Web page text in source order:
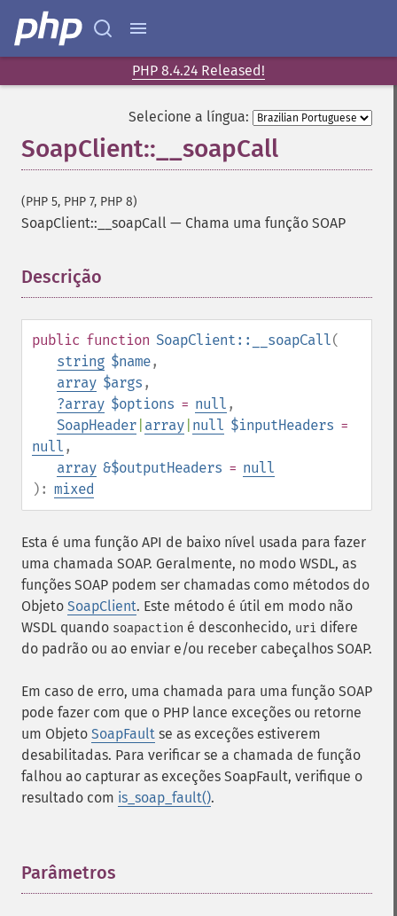
PHP 8.4.24 Released!
Selecione a língua:
SoapClient::__soapCall
(PHP 5, PHP 7, PHP 8)
SoapClient::__soapCall — Chama uma função SOAP
Descrição
public function SoapClient::__soapCall(
string $name,
array $args ,
?array $options = null ,
SoapHeader array null $inputHeaders =
null ,
array &$outputHeaders = null
): mixed
Esta é uma função API de baixo nível usada para fazer
uma chamada SOAP. Geralmente, no modo WSDL, as
funções SOAP podem ser chamadas como métodos do
Objeto SoapClient. Este método é útil em modo não
WSDL quando soapaction é desconhecido, uri difere
do padrão ou ao enviar e/ou receber cabeçalhos SOAP.
Em caso de erro, uma chamada para uma função SOAP
pode fazer com que o PHP lance exceções ou retorne
um Objeto SoapFault se as exceções estiverem
desabilitadas. Para verificar se a chamada de função
falhou ao capturar as exceções SoapFault, verifique o
resultado com is_soap_fault().
Parâmetros